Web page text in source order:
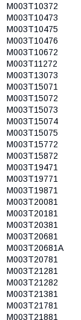
M003T10372
M003T10473
M003T10475
M003T10476
M003T10672
M003T11272
M003T13073
M003T15071
M003T15072
M003T15073
M003T15074
M003T15075
M003T15772
M003T15872
M003T19471
M003T19771
M003T19871
M003T20081
M003T20181
M003T20381
M003T20681
M003T20681A
M003T20781
M003T21281
M003T21282
M003T21381
M003T21781
M003T21881